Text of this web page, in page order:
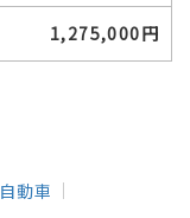
1,275,000円
自動車